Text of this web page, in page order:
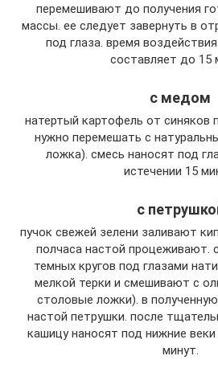
перемешивают до получения
массы. ее следует завернуть в
под глаза. время
составляет до 15
с медом
натертый картофель от синяков
нужно перемешать с
ложка). смесь наносят под
истечении 15
с
пучок свежей зелени заливают
полчаса настой процеживают.
темных кругов под глазами
мелкой терки и смешивают с
столовые ложки). в
настой петрушки. после
кашицу наносят под нижние
минут.